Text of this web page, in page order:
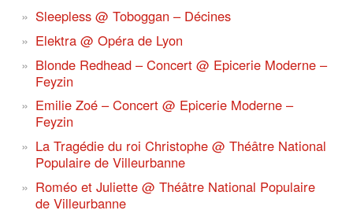
Sleepless @ Toboggan – Décines
Elektra @ Opéra de Lyon
Blonde Redhead – Concert @ Epicerie Moderne –
Feyzin
Emilie Zoé – Concert @ Epicerie Moderne –
Feyzin
La Tragédie du roi Christophe @ Théâtre National
Populaire de Villeurbanne
Roméo et Juliette @ Théâtre National Populaire
de Villeurbanne